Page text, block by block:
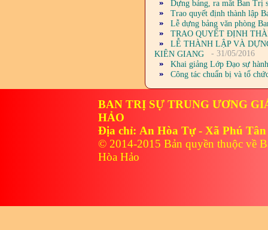
Dựng bảng, ra mắt Ban Trị
Trao quyết định thành lập
Lễ dựng bảng văn phòng
TRAO QUYẾT ĐỊNH
LỄ THÀNH LẬP VÀ
KIÊN GIANG
- 31/05/2016
Khai giảng Lớp Đạo sự
Công tác chuẩn bị và tổ
BAN TRỊ SỰ TRUNG ƯƠNG
HẢO
Địa chỉ: An Hòa Tự - Xã Phú
© 2014-2015 Bản quyền thuộc về
Hòa Hảo